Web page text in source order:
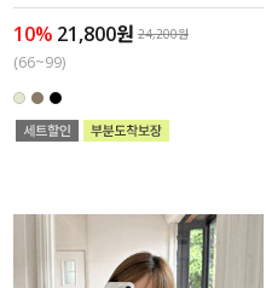
10% 21,800원 24,200원
(66~99)